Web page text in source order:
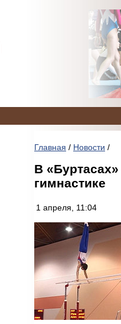
Главная / Новости /
В
гимнастике
1 апреля, 11:04